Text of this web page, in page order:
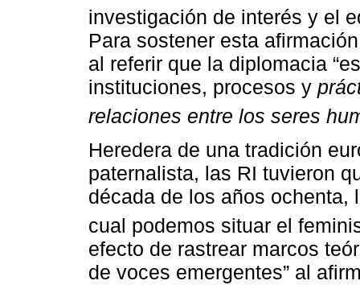
investigación de interés y el
Para sostener esta
al referir que la diplomacia
instituciones, procesos y
relaciones entre los seres
Heredera de una tradición
paternalista, las RI tuvieron
década de los años
cual podemos situar el
efecto de rastrear marcos
de voces emergentes” al